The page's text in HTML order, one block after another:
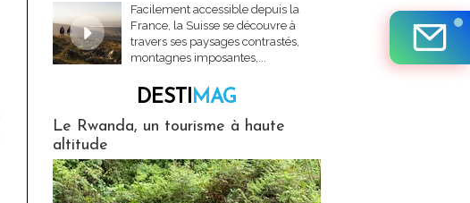
Facilement accessible depuis la
France, la Suisse se découvre à
travers ses paysages contrastés,
montagnes imposantes,...
DESTIMAG
Le Rwanda, un tourisme à haute
altitude